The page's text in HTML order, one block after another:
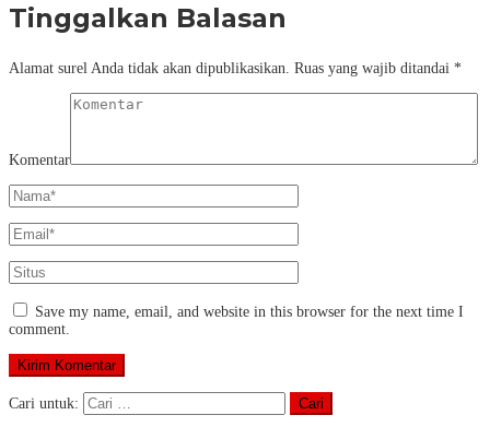
Tinggalkan Balasan
Alamat surel Anda tidak akan dipublikasikan. Ruas yang wajib ditandai *
Komentar
Save my name, email, and website in this browser for the next time I
comment.
Cari untuk: